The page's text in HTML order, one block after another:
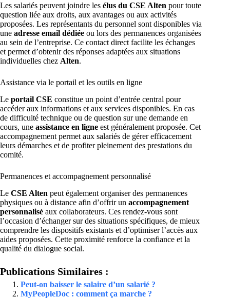
Les salariés peuvent joindre les élus du CSE Alten pour toute
question liée aux droits, aux avantages ou aux activités
proposées. Les représentants du personnel sont disponibles via
une adresse email dédiée ou lors des permanences organisées
au sein de l’entreprise. Ce contact direct facilite les échanges
et permet d’obtenir des réponses adaptées aux situations
individuelles chez Alten.
Assistance via le portail et les outils en ligne
Le portail CSE constitue un point d’entrée central pour
accéder aux informations et aux services disponibles. En cas
de difficulté technique ou de question sur une demande en
cours, une assistance en ligne est généralement proposée. Cet
accompagnement permet aux salariés de gérer efficacement
leurs démarches et de profiter pleinement des prestations du
comité.
Permanences et accompagnement personnalisé
Le CSE Alten peut également organiser des permanences
physiques ou à distance afin d’offrir un accompagnement
personnalisé aux collaborateurs. Ces rendez-vous sont
l’occasion d’échanger sur des situations spécifiques, de mieux
comprendre les dispositifs existants et d’optimiser l’accès aux
aides proposées. Cette proximité renforce la confiance et la
qualité du dialogue social.
Publications Similaires :
Peut-on baisser le salaire d’un salarié ?
MyPeopleDoc : comment ça marche ?